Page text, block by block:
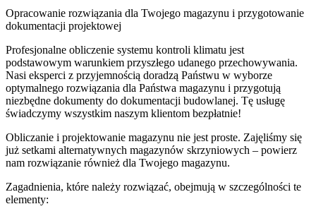
Opracowanie rozwiązania dla Twojego magazynu i przygotowanie
dokumentacji projektowej
Profesjonalne obliczenie systemu kontroli klimatu jest
podstawowym warunkiem przyszłego udanego przechowywania.
Nasi eksperci z przyjemnością doradzą Państwu w wyborze
optymalnego rozwiązania dla Państwa magazynu i przygotują
niezbędne dokumenty do dokumentacji budowlanej. Tę usługę
świadczymy wszystkim naszym klientom bezpłatnie!
Obliczanie i projektowanie magazynu nie jest proste. Zajęliśmy się
już setkami alternatywnych magazynów skrzyniowych – powierz
nam rozwiązanie również dla Twojego magazynu.
Zagadnienia, które należy rozwiązać, obejmują w szczególności te
elementy: